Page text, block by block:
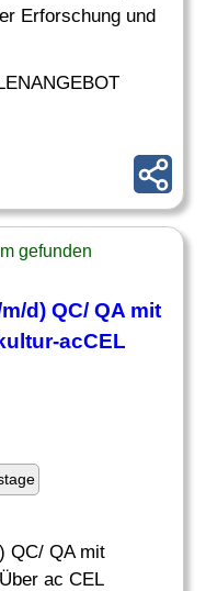
Erforschung und
gefunden
d) QC/ QA mit
acCEL
QC/ QA mit
ac CEL